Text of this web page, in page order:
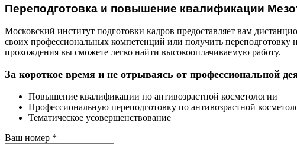
Переподготовка и повышение квалификации
Московский институт подготовки кадров предоставляет вам
своих профессиональных компетенций или получить
прохождения вы сможете легко найти высокооплачиваемую работу.
За короткое время и не отрываясь от профессиональной
Повышение квалификации по антивозрастной косметологии
Профессиональную переподготовку по антивозрастной
Тематическое усовершенствование
Ваш номер *